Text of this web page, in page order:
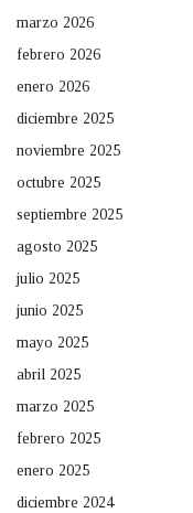
marzo 2026
febrero 2026
enero 2026
diciembre 2025
noviembre 2025
octubre 2025
septiembre 2025
agosto 2025
julio 2025
junio 2025
mayo 2025
abril 2025
marzo 2025
febrero 2025
enero 2025
diciembre 2024